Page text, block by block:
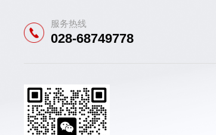
服务热线
028-68749778